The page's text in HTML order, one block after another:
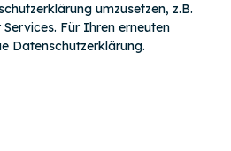
umzusetzen, z.B.
Für Ihren erneuten
Datenschutzerklärung.